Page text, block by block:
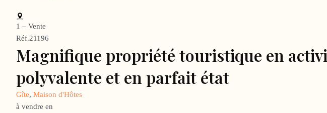
1 – Vente
Réf.21196
Magnifique propriété touristique en
polyvalente et en parfait état
Gîte, Maison d'Hôtes
à vendre en